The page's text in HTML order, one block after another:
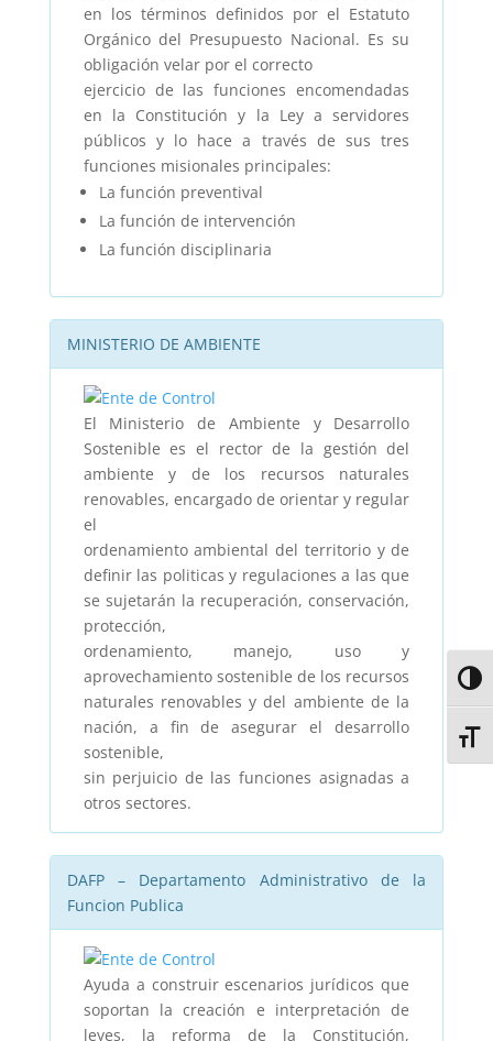
en los términos definidos por el Estatuto
Orgánico del Presupuesto Nacional. Es su
obligación velar por el correcto
ejercicio de las funciones encomendadas
en la Constitución y la Ley a servidores
públicos y lo hace a través de sus tres
funciones misionales principales:
La función preventival
La función de intervención
La función disciplinaria
MINISTERIO DE AMBIENTE
El Ministerio de Ambiente y Desarrollo
Sostenible es el rector de la gestión del
ambiente y de los recursos naturales
renovables, encargado de orientar y regular
el
ordenamiento ambiental del territorio y de
definir las politicas y regulaciones a las que
se sujetarán la recuperación, conservación,
protección,
ordenamiento, manejo, uso y
aprovechamiento sostenible de los recursos
naturales renovables y del ambiente de la
nación, a fin de asegurar el desarrollo
sostenible,
sin perjuicio de las funciones asignadas a
otros sectores.
DAFP – Departamento Administrativo de la
Funcion Publica
Ayuda a construir escenarios jurídicos que
soportan la creación e interpretación de
leyes, la reforma de la Constitución,